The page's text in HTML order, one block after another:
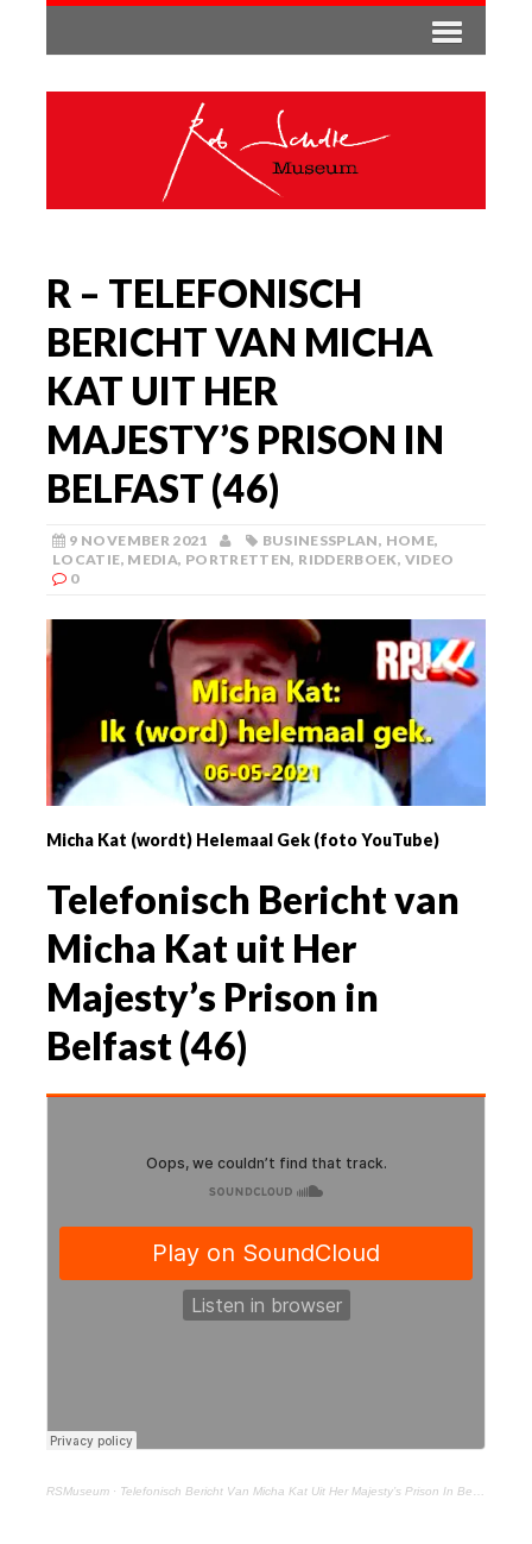
R – TELEFONISCH
BERICHT VAN MICHA
KAT UIT HER
MAJESTY’S PRISON IN
BELFAST (46)
9 NOVEMBER 2021 BUSINESSPLAN, HOME,
LOCATIE, MEDIA, PORTRETTEN, RIDDERBOEK, VIDEO
0
Micha Kat (wordt) Helemaal Gek (foto YouTube)
Telefonisch Bericht van
Micha Kat uit Her
Majesty’s Prison in
Belfast (46)
RSMuseum · Telefonisch Bericht Van Micha Kat Uit Her Majesty’s Prison In Belfast (46) 9 november 2021